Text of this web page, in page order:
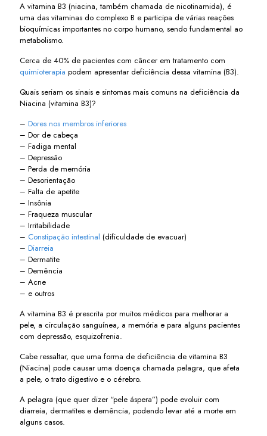
A vitamina B3 (niacina, também chamada de nicotinamida), é
uma das vitaminas do complexo B e participa de várias reações
bioquímicas importantes no corpo humano, sendo fundamental ao
metabolismo.
Cerca de 40% de pacientes com câncer em tratamento com
quimioterapia podem apresentar deficiência dessa vitamina (B3).
Quais seriam os sinais e sintomas mais comuns na deficiência da
Niacina (vitamina B3)?
– Dores nos membros inferiores
– Dor de cabeça
– Fadiga mental
– Depressão
– Perda de memória
– Desorientação
– Falta de apetite
– Insônia
– Fraqueza muscular
– Irritabilidade
– Constipação intestinal (dificuldade de evacuar)
– Diarreia
– Dermatite
– Demência
– Acne
– e outros
A vitamina B3 é prescrita por muitos médicos para melhorar a
pele, a circulação sanguínea, a memória e para alguns pacientes
com depressão, esquizofrenia.
Cabe ressaltar, que uma forma de deficiência de vitamina B3
(Niacina) pode causar uma doença chamada pelagra, que afeta
a pele, o trato digestivo e o cérebro.
A pelagra (que quer dizer “pele áspera”) pode evoluir com
diarreia, dermatites e demência, podendo levar até a morte em
alguns casos.